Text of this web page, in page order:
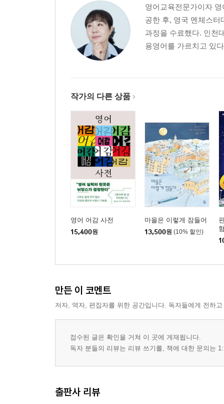
영어교육전문가이자
공한 후, 영국 멘체스터
과정을 수료했다. 인천
용영어를 가르치고 있
작가의 다른 상품
영어 어감 사전
15,400원
마을은 이렇게 잠들어
13,500원 (10% 할인)
만든 이 코멘트
저자, 역자, 편집자를 위한 공간입니다. 독자들에게 전하
접수된 글은 확인을 거쳐 이 곳에 게재됩니다.
독자 분들의 리뷰는 리뷰 쓰기를, 책에 대한 문의는
출판사 리뷰